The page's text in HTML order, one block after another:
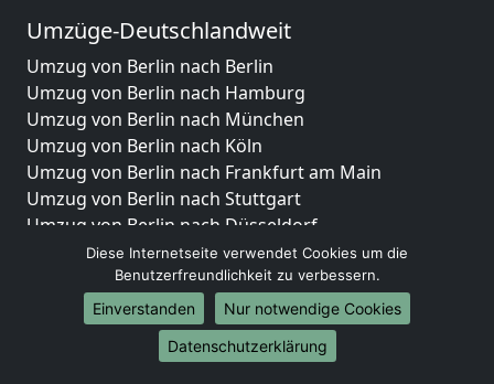
Umzüge-Deutschlandweit
Umzug von Berlin nach Berlin
Umzug von Berlin nach Hamburg
Umzug von Berlin nach München
Umzug von Berlin nach Köln
Umzug von Berlin nach Frankfurt am Main
Umzug von Berlin nach Stuttgart
Umzug von Berlin nach Düsseldorf
Umzug von Berlin nach Leipzig
Umzug von Berlin nach Dortmund
Umzug von Berlin nach Essen
Umzug von Berlin nach Bremen
Umzug von Berlin nach Dresden
Diese Internetseite verwendet Cookies um die
Benutzerfreundlichkeit zu verbessern.
Einverstanden
Nur notwendige Cookies
Datenschutzerklärung